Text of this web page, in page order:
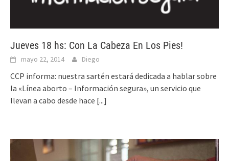
Jueves 18 hs: Con La Cabeza En Los Pies!
mayo 22, 2014 Diego
CCP informa: nuestra sartén estará dedicada a hablar sobre
la «Línea aborto – Información segura», un servicio que
llevan a cabo desde hace [...]